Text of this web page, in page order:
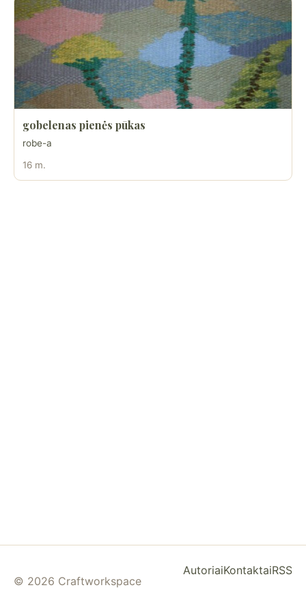
gobelenas pienės pūkas
robe-a
16 m.
© 2026 Craftworkspace
AutoriaiKontaktaiRSS